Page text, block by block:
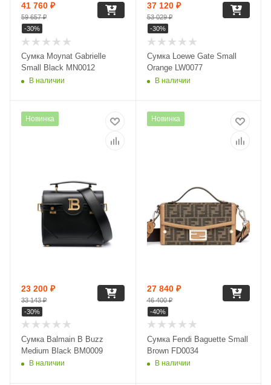
Сумка Moynat Gabrielle
Small Black MN0012
В наличии
41 760 ₽
59 657₽
-30%
Сумка Loewe Gate Small
Orange LW0077
В наличии
37 120₽
53 029₽
-30%
Новинка
Сумка Balmain B Buzz
Medium Black BM0009
В наличии
23 200 ₽
33 143₽
-30%
Новинка
Сумка Fendi Baguette Small
Brown FD0034
В наличии
27 840₽
46 400₽
-40%